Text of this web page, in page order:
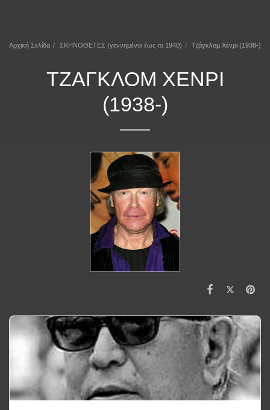
Αρχική Σελίδα ΣΚΗΝΟΘΕΤΕΣ (γεννημένοι έως το 1940) Τζάγκλομ Χένρι (1938-)
ΤΖΆΓΚΛΟΜ ΧΈΝΡΙ
(1938-)